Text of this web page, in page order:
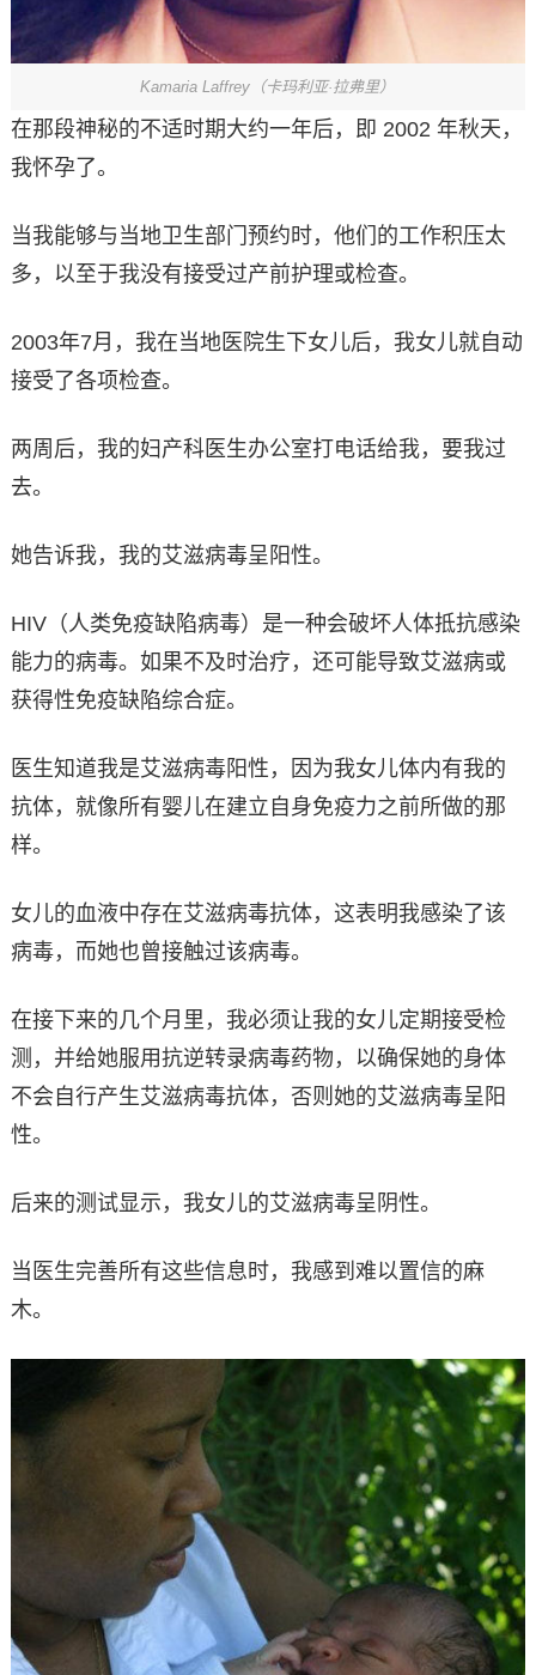
Kamaria Laffrey（卡玛利亚·拉弗里）
在那段神秘的不适时期大约一年后，即 2002 年秋天，
我怀孕了。
当我能够与当地卫生部门预约时，他们的工作积压太
多，以至于我没有接受过产前护理或检查。
2003年7月，我在当地医院生下女儿后，我女儿就自动
接受了各项检查。
两周后，我的妇产科医生办公室打电话给我，要我过
去。
她告诉我，我的艾滋病毒呈阳性。
HIV（人类免疫缺陷病毒）是一种会破坏人体抵抗感染
能力的病毒。如果不及时治疗，还可能导致艾滋病或
获得性免疫缺陷综合症。
医生知道我是艾滋病毒阳性，因为我女儿体内有我的
抗体，就像所有婴儿在建立自身免疫力之前所做的那
样。
女儿的血液中存在艾滋病毒抗体，这表明我感染了该
病毒，而她也曾接触过该病毒。
在接下来的几个月里，我必须让我的女儿定期接受检
测，并给她服用抗逆转录病毒药物，以确保她的身体
不会自行产生艾滋病毒抗体，否则她的艾滋病毒呈阳
性。
后来的测试显示，我女儿的艾滋病毒呈阴性。
当医生完善所有这些信息时，我感到难以置信的麻
木。